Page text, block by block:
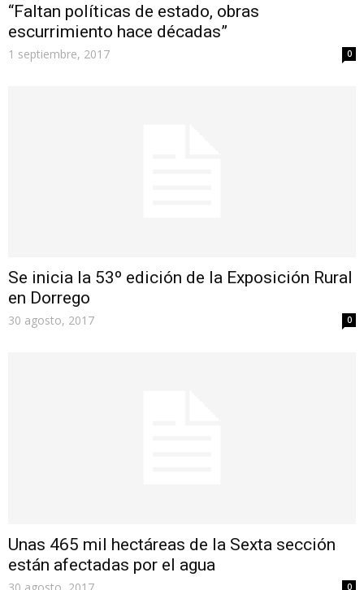
“Faltan políticas de estado, obras
escurrimiento hace décadas”
1 septiembre, 2017 0
Se inicia la 53º edición de la Exposición Rural
en Dorrego
30 agosto, 2017 0
Unas 465 mil hectáreas de la Sexta sección
están afectadas por el agua
0